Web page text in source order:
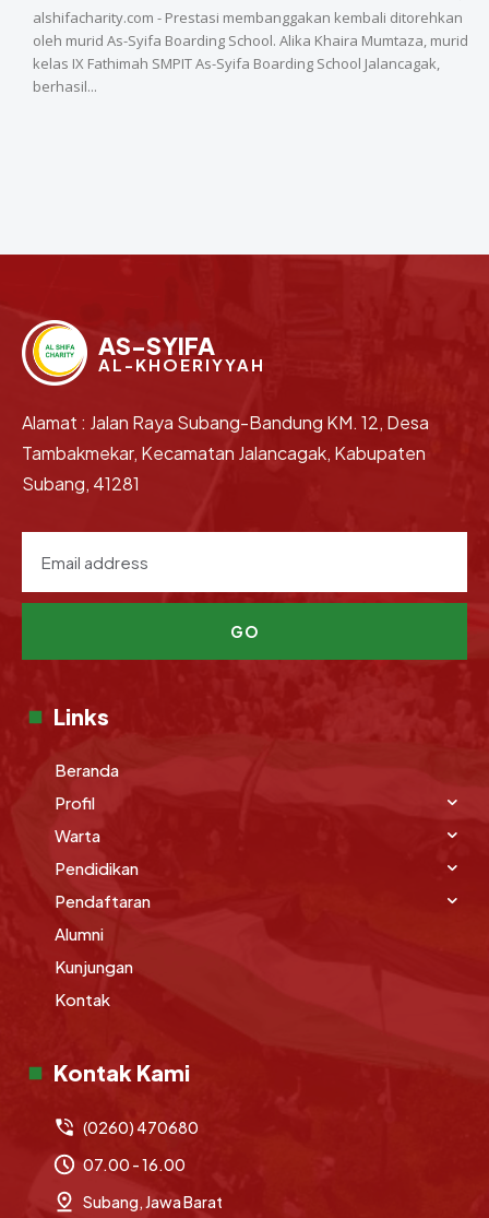
alshifacharity.com - Prestasi membanggakan kembali ditorehkan
oleh murid As-Syifa Boarding School. Alika Khaira Mumtaza, murid
kelas IX Fathimah SMPIT As-Syifa Boarding School Jalancagak,
berhasil...
AS-SYIFA
AL-KHOERIYYAH
Alamat : Jalan Raya Subang-Bandung KM. 12, Desa
Tambakmekar, Kecamatan Jalancagak, Kabupaten
Subang, 41281
GO
Links
Beranda
Profil
Warta
Pendidikan
Pendaftaran
Alumni
Kunjungan
Kontak
Kontak Kami
(0260) 470680
07.00 - 16.00
Subang, Jawa Barat